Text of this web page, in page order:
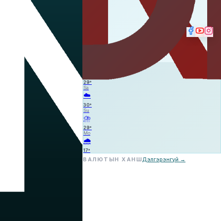
29°
Sa
☁️
30°
Su
⛈️
29°
Mo
🌧️
17°
ВАЛЮТЫН ХАНШДэлгэрэнгүй →